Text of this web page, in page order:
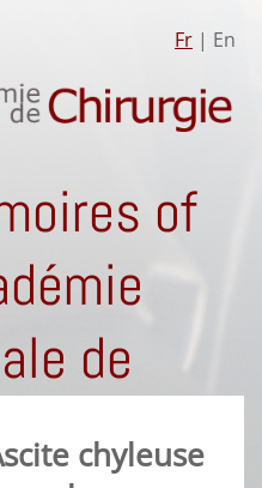
Fr | En
of
de
chyleuse